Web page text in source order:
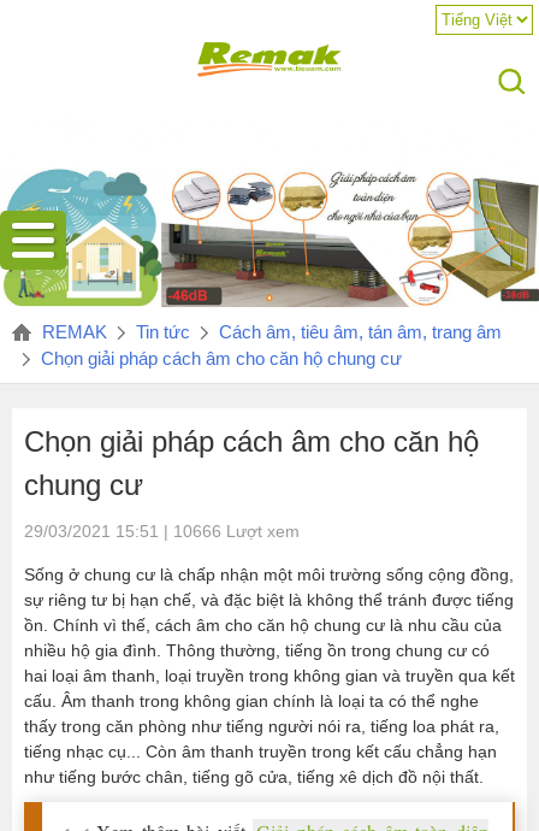
REMAK Tin tức
Cách âm, tiêu âm, tán âm, trang âm
Chọn giải pháp cách âm cho căn hộ chung cư
Chọn giải pháp cách âm cho căn hộ
chung cư
29/03/2021 15:51 | 10666 Lượt xem
Sống ở chung cư là chấp nhận một môi trường sống cộng đồng,
sự riêng tư bị hạn chế, và đặc biệt là không thể tránh được tiếng
ồn. Chính vì thế, cách âm cho căn hộ chung cư là nhu cầu của
nhiều hộ gia đình. Thông thường, tiếng ồn trong chung cư có
hai loại âm thanh, loại truyền trong không gian và truyền qua kết
cấu. Âm thanh trong không gian chính là loại ta có thể nghe
thấy trong căn phòng như tiếng người nói ra, tiếng loa phát ra,
tiếng nhạc cụ... Còn âm thanh truyền trong kết cấu chẳng hạn
như tiếng bước chân, tiếng gõ cửa, tiếng xê dịch đồ nội thất.
Hotline: